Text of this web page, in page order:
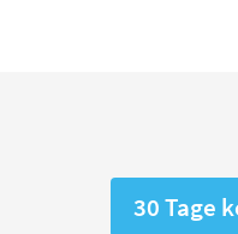
30 Tage